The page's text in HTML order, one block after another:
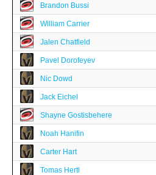
Brandon Bussi
William Carrier
Jalen Chatfield
Pavel Dorofeyev
Nic Dowd
Jack Eichel
Shayne Gostisbehere
Noah Hanifin
Carter Hart
Tomas Hertl